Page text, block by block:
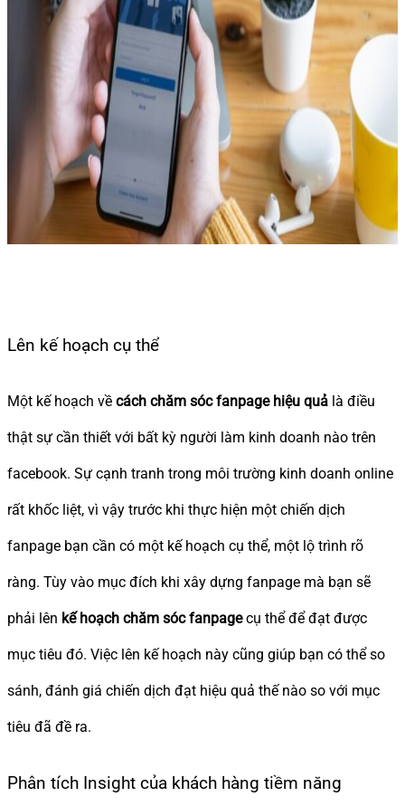
Lên kế hoạch cụ thể
Một kế hoạch về cách chăm sóc fanpage hiệu quả là điều
thật sự cần thiết với bất kỳ người làm kinh doanh nào trên
facebook. Sự cạnh tranh trong môi trường kinh doanh online
rất khốc liệt, vì vậy trước khi thực hiện một chiến dịch
fanpage bạn cần có một kế hoạch cụ thể, một lộ trình rõ
ràng. Tùy vào mục đích khi xây dựng fanpage mà bạn sẽ
phải lên kế hoạch chăm sóc fanpagecụ thể để đạt được
mục tiêu đó. Việc lên kế hoạch này cũng giúp bạn có thể so
sánh, đánh giá chiến dịch đạt hiệu quả thế nào so với mục
tiêu đã đề ra.
Phân tích Insight của khách hàng tiềm năng